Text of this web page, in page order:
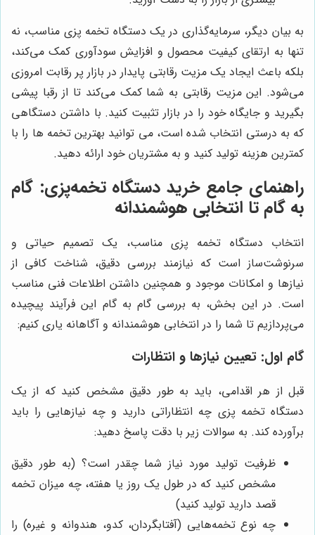
به بیان دیگر، سرمایه‌گذاری در یک دستگاه تخمه پزی مناسب، نه
تنها به ارتقای کیفیت محصول و افزایش سودآوری کمک می‌کند،
بلکه باعث ایجاد یک مزیت رقابتی پایدار در بازار پر رقابت امروزی
می‌شود. این مزیت رقابتی به شما کمک می‌کند تا از رقبا پیشی
بگیرید و جایگاه خود را در بازار تثبیت کنید. با داشتن دستگاهی
که به درستی انتخاب شده است، می توانید بهترین تخمه ها را با
کمترین هزینه تولید کنید و به مشتریان خود ارائه دهید.
راهنمای جامع خرید دستگاه تخمه‌پزی: گام
به گام تا انتخابی هوشمندانه
انتخاب دستگاه تخمه پزی مناسب، یک تصمیم حیاتی و
سرنوشت‌ساز است که نیازمند بررسی دقیق، شناخت کافی از
نیازها و امکانات موجود و همچنین داشتن اطلاعات فنی مناسب
است. در این بخش، به بررسی گام به گام این فرآیند پیچیده
می‌پردازیم تا شما را در انتخابی هوشمندانه و آگاهانه یاری کنیم:
گام اول: تعیین نیازها و انتظارات
قبل از هر اقدامی، باید به طور دقیق مشخص کنید که از یک
دستگاه تخمه پزی چه انتظاراتی دارید و چه نیازهایی را باید
برآورده کند. به سوالات زیر با دقت پاسخ دهید:
ظرفیت تولید مورد نیاز شما چقدر است؟ (به طور دقیق
مشخص کنید که در طول یک روز یا هفته، چه میزان تخمه
قصد دارید تولید کنید)
چه نوع تخمه‌هایی (آفتابگردان، کدو، هندوانه و غیره) را